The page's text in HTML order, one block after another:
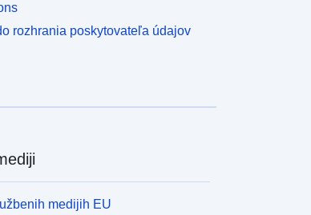
rozhrania poskytovateľa údajov
medijih EU